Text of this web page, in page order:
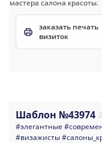
заказать печать
визиток
Шаблон №43974
#элегантные
#визажисты